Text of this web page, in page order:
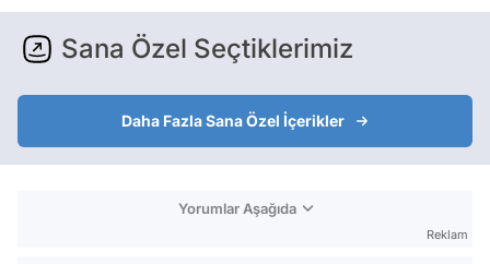
Sana Özel Seçtiklerimiz
Daha Fazla Sana Özel İçerikler
Yorumlar Aşağıda
Reklam